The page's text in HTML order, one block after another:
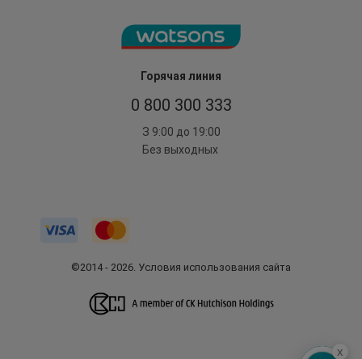
Горячая линия
0 800 300 333
З 9:00 до 19:00
Без выходных
©2014 - 2026. Условия использования сайта
x